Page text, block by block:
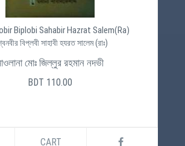
Biplobi Sahabir Hazrat Salem(Ra)
বিপ্লবী সাহাবী হযরত সালেম (রাঃ)
মোঃ জিল্লুর রহমান নদভী
BDT 110.00
CART